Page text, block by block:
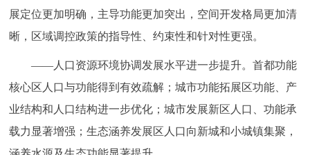
展定位更加明确，主导功能更加突出，空间开发格局更加清
晰，区域调控政策的指导性、约束性和针对性更强。
——人口资源环境协调发展水平进一步提升。首都功能
核心区人口与功能得到有效疏解；城市功能拓展区功能、产
业结构和人口结构进一步优化；城市发展新区人口、功能承
载力显著增强；生态涵养发展区人口向新城和小城镇集聚，